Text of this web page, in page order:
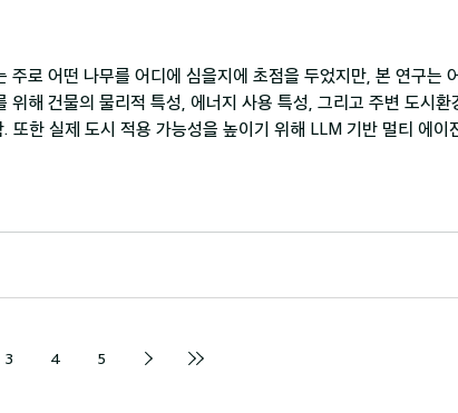
로 어떤 나무를 어디에 심을지에 초점을 두었지만, 본 연구는
해 건물의 물리적 특성, 에너지 사용 특성, 그리고 주변 도시환
실제 도시 적용 가능성을 높이기 위해 LLM 기반 멀티 에이전
3 4 5